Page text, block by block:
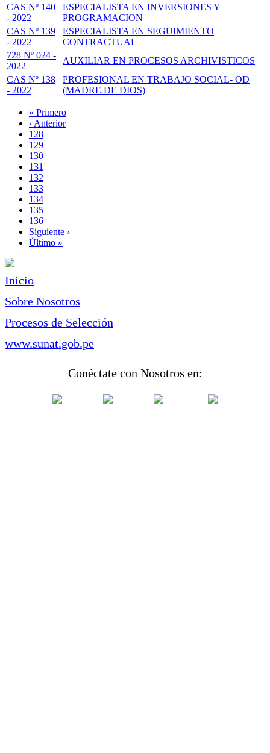
CAS Nº 140
- 2022
ESPECIALISTA EN INVERSIONES Y
PROGRAMACION
CAS Nº 139
- 2022
ESPECIALISTA EN SEGUIMIENTO
CONTRACTUAL
728 Nº 024 -
2022
AUXILIAR EN PROCESOS ARCHIVISTICOS
CAS Nº 138
- 2022
PROFESIONAL EN TRABAJO SOCIAL- OD
(MADRE DE DIOS)
Paginación
Primera
página
« Primero
Página
anterior
‹ Anterior
Page
128
Page
129
Page
130
Page
131
Página
actual
132
Page
133
Page
134
Page
135
Page
136
Siguiente
página
Siguiente ›
Última
Último »
Inicio
Sobre Nosotros
Procesos de Selección
www.sunat.gob.pe
Conéctate con Nosotros en: